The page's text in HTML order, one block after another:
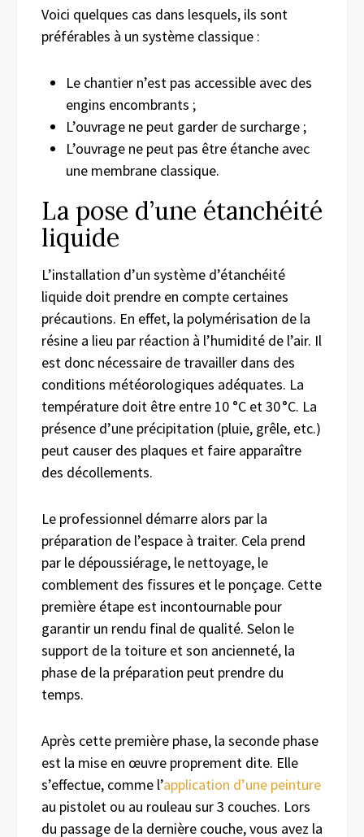
Voici quelques cas dans lesquels, ils sont
préférables à un système classique :
Le chantier n’est pas accessible avec des
engins encombrants ;
L’ouvrage ne peut garder de surcharge ;
L’ouvrage ne peut pas être étanche avec
une membrane classique.
La pose d’une étanchéité
liquide
L’installation d’un système d’étanchéité
liquide doit prendre en compte certaines
précautions. En effet, la polymérisation de la
résine a lieu par réaction à l’humidité de l’air. Il
est donc nécessaire de travailler dans des
conditions météorologiques adéquates. La
température doit être entre 10 °C et 30 °C. La
présence d’une précipitation (pluie, grêle, etc.)
peut causer des plaques et faire apparaître
des décollements.
Le professionnel démarre alors par la
préparation de l’espace à traiter. Cela prend
par le dépoussiérage, le nettoyage, le
comblement des fissures et le ponçage. Cette
première étape est incontournable pour
garantir un rendu final de qualité. Selon le
support de la toiture et son ancienneté, la
phase de la préparation peut prendre du
temps.
Après cette première phase, la seconde phase
est la mise en œuvre proprement dite. Elle
s’effectue, comme l’application d’une peinture
au pistolet ou au rouleau sur 3 couches. Lors
du passage de la dernière couche, vous avez la